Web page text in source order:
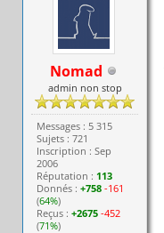
Nomad
admin non stop
Messages : 5 315
Sujets : 721
Inscription : Sep
2006
Réputation : 113
Donnés :+758 -161
(64%)
Reçus :+2675 -452
(71%)